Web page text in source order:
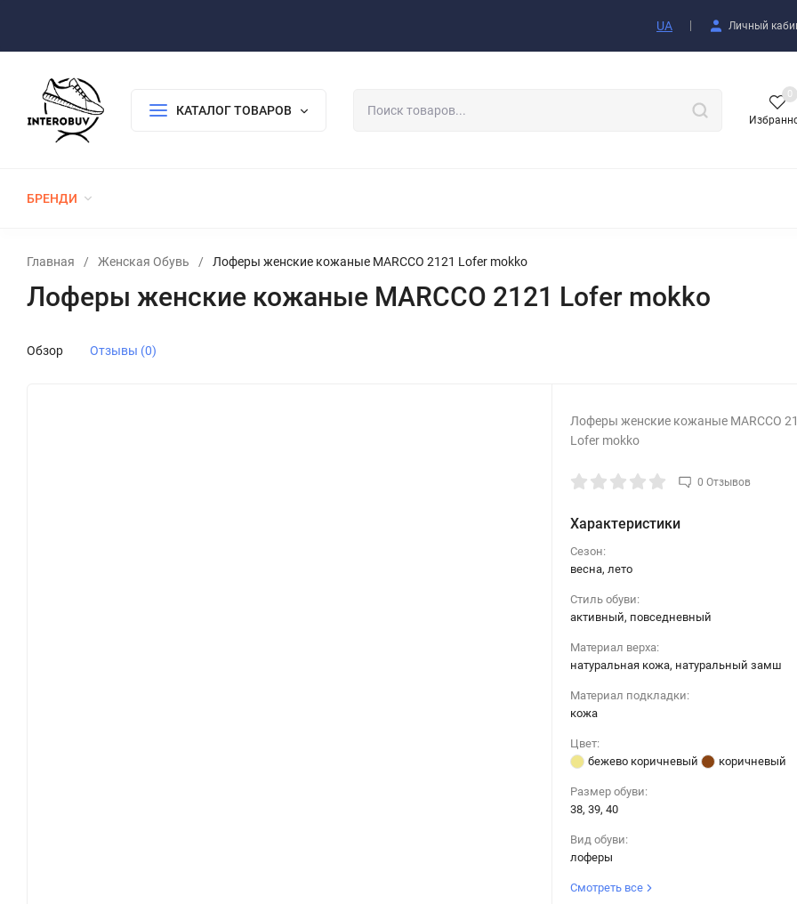
UA Личный
КАТАЛОГ ТОВАРОВ
0
БРЕНДИ
Главная / Женская Обувь / Лоферы женские кожаные MARCCO 2121 Lofer mokko
Лоферы женские кожаные MARCCO 2121 Lofer mokko
Обзор Отзывы (0)
Лоферы женские кожаные MARCCO
Lofer mokko
0 Отзывов
Характеристики
Сезон:
весна, лето
Стиль обуви:
активный, повседневный
Материал верха:
натуральная кожа, натуральный замш
Материал подкладки:
кожа
Цвет:
бежево коричневый
коричневый
Размер обуви:
38, 39, 40
Вид обуви:
лоферы
Смотреть все